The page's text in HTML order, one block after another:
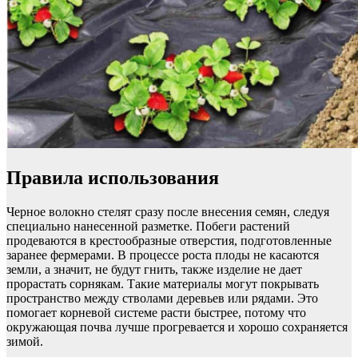
Правила использования
Черное волокно стелят сразу после внесения семян, следуя
специально нанесенной разметке. Побеги растений
продеваются в крестообразные отверстия, подготовленные
заранее фермерами. В процессе роста плоды не касаются
земли, а значит, не будут гнить, также изделие не дает
прорастать сорнякам. Такие материалы могут покрывать
пространство между стволами деревьев или рядами. Это
помогает корневой системе расти быстрее, потому что
окружающая почва лучше прогревается и хорошо сохраняется
зимой.